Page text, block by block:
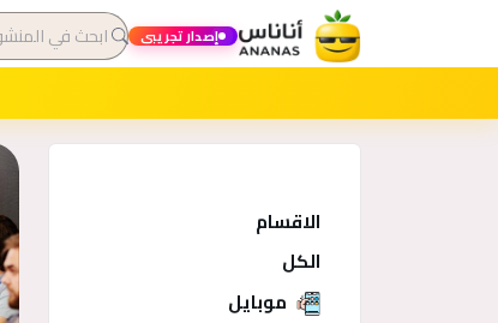
إصدار تجريبي
الاقسام
الكل
موبايل